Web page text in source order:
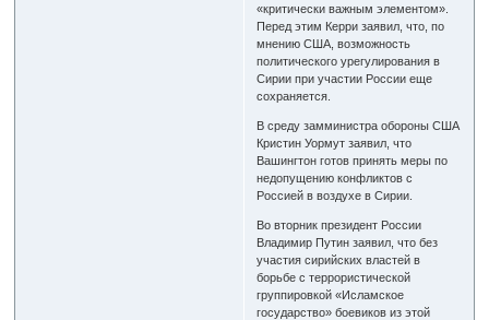
«критически важным элементом».
Перед этим Керри заявил, что, по
мнению США, возможность
политического урегулирования в
Сирии при участии России еще
сохраняется.
В среду замминистра обороны США
Кристин Уормут заявил, что
Вашингтон готов принять меры по
недопущению конфликтов с
Россией в воздухе в Сирии.
Во вторник президент России
Владимир Путин заявил, что без
участия сирийских властей в
борьбе с террористической
группировкой «Исламское
государство» боевиков из этой